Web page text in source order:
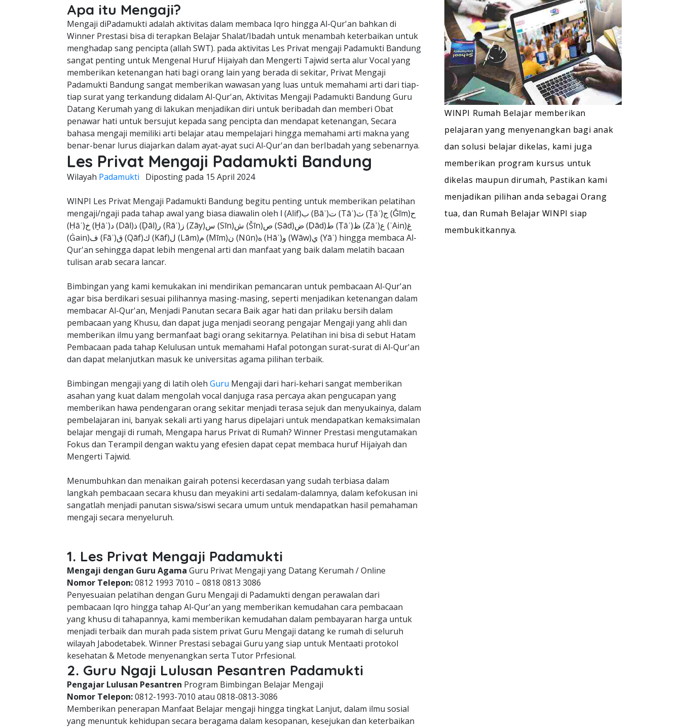
Apa itu Mengaji?
Mengaji diPadamukti adalah aktivitas dalam membaca Iqro hingga Al-Qur'an bahkan di
Winner Prestasi bisa di terapkan Belajar Shalat/Ibadah untuk menambah keterbaikan untuk
menghadap sang pencipta (allah SWT). pada aktivitas Les Privat mengaji Padamukti Bandung
sangat penting untuk Mengenal Huruf Hijaiyah dan Mengerti Tajwid serta alur Vocal yang
memberikan ketenangan hati bagi orang lain yang berada di sekitar, Privat Mengaji
Padamukti Bandung sangat memberikan wawasan yang luas untuk memahami arti dari tiap-
tiap surat yang terkandung didalam Al-Qur'an, Aktivitas Mengaji Padamukti Bandung Guru
Datang Kerumah yang di lakukan menjadikan diri untuk beribadah dan memberi Obat
penawar hati untuk bersujut kepada sang pencipta dan mendapat ketenangan, Secara
bahasa mengaji memiliki arti belajar atau mempelajari hingga memahami arti makna yang
benar-benar lurus diajarkan dalam ayat-ayat suci Al-Qur'an dan berIbadah yang sebenarnya.
Les Privat Mengaji Padamukti Bandung
Wilayah Padamukti Diposting pada 15 April 2024
WINPI Les Privat Mengaji Padamukti Bandung begitu penting untuk memberikan pelatihan
mengaji/ngaji pada tahap awal yang biasa diawalin oleh ا (Alif)ب (Bāʾ)ت (Tāʾ)ث (Ṯāʾ)ج (Ǧīm)ح
(Ḥāʾ)خ (Ḫāʾ)د (Dāl)ذ (Ḏāl)ر (Rāʾ)ز (Zāy)س (Sīn)ش (Šīn)ص (Ṣād)ض (Ḍād)ط (Ṭāʾ)ظ (Ẓāʾ)ع (ʿAin)غ
(Ġain)ف (Fāʾ)ق (Qāf)ك (Kāf)ل (Lām)م (Mīm)ن (Nūn)ه (Hāʾ)و (Wāw)ي (Yāʾ) hingga membaca Al-
Qur'an sehingga dapat lebih mengenal arti dan manfaat yang baik dalam melatih bacaan
tulisan arab secara lancar.
Bimbingan yang kami kemukakan ini mendirikan pemancaran untuk pembacaan Al-Qur'an
agar bisa berdikari sesuai pilihannya masing-masing, seperti menjadikan ketenangan dalam
membacar Al-Qur'an, Menjadi Panutan secara Baik agar hati dan prilaku bersih dalam
pembacaan yang Khusu, dan dapat juga menjadi seorang pengajar Mengaji yang ahli dan
memberikan ilmu yang bermanfaat bagi orang sekitarnya. Pelatihan ini bisa di sebut Hatam
Pembacaan pada tahap Kelulusan untuk memahami Hafal potongan surat-surat di Al-Qur'an
dan dapat melanjutkan masuk ke universitas agama pilihan terbaik.
Bimbingan mengaji yang di latih oleh Guru Mengaji dari hari-kehari sangat memberikan
asahan yang kuat dalam mengolah vocal danjuga rasa percaya akan pengucapan yang
memberikan hawa pendengaran orang sekitar menjadi terasa sejuk dan menyukainya, dalam
pembelajaran ini, banyak sekali arti yang harus dipelajari untuk mendapatkan kemaksimalan
belajar mengaji di rumah, Mengapa harus Privat di Rumah? Winner Prestasi mengutamakan
Fokus dan Terampil dengan waktu yang efesien dapat cepat membaca huruf Hijaiyah dan
Mengerti Tajwid.
Menumbuhkan dan menaikan gairah potensi kecerdasan yang sudah terbiasa dalam
langkah pembacaan secara khusu dan meyakini arti sedalam-dalamnya, dalam kefokusan ini
sangatlah menjadi panutan siswa/siswi secara umum untuk mendapatkan hasil pemahaman
mengaji secara menyeluruh.
1. Les Privat Mengaji Padamukti
Mengaji dengan Guru Agama Guru Privat Mengaji yang Datang Kerumah / Online
Nomor Telepon:0812 1993 7010 – 0818 0813 3086
Penyesuaian pelatihan dengan Guru Mengaji di Padamukti dengan perawalan dari
pembacaan Iqro hingga tahap Al-Qur'an yang memberikan kemudahan cara pembacaan
yang khusu di tahapannya, kami memberikan kemudahan dalam pembayaran harga untuk
menjadi terbaik dan murah pada sistem privat Guru Mengaji datang ke rumah di seluruh
wilayah Jabodetabek. Winner Prestasi sebagai Guru yang siap untuk Mentaati protokol
kesehatan & Metode menyenangkan serta Tutor Prfesional.
2. Guru Ngaji Lulusan Pesantren Padamukti
Pengajar Lulusan Pesantren Program Bimbingan Belajar Mengaji
Nomor Telepon:0812-1993-7010 atau 0818-0813-3086
Memberikan penerapan Manfaat Belajar mengaji hingga tingkat Lanjut, dalam ilmu sosial
yang menuntuk kehidupan secara beragama dalam kesopanan, kesejukan dan keterbaikan
WINPI Rumah Belajar memberikan
pelajaran yang menyenangkan bagi anak
dan solusi belajar dikelas, kami juga
memberikan program kursus untuk
dikelas maupun dirumah, Pastikan kami
menjadikan pilihan anda sebagai Orang
tua, dan Rumah Belajar WINPI siap
membukitkannya.